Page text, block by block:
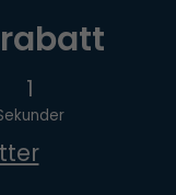
rabatt
1